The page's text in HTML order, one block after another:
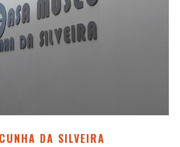
DA SILVEIRA